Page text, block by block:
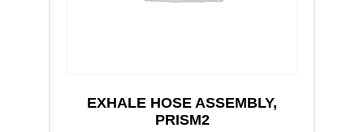
EXHALE HOSE ASSEMBLY,
PRISM2